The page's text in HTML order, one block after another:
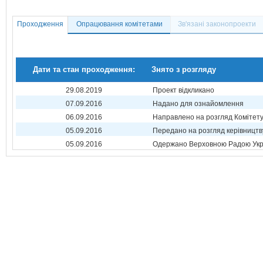
Проходження Опрацювання комітетами Зв'язані законопроекти
Дати та стан проходження: Знято з розгляду
29.08.2019
Проект відкликано
07.09.2016
Надано для ознайомлення
06.09.2016
Направлено на розгляд Комітету
05.09.2016
Передано на розгляд
05.09.2016
Одержано Верховною Радою